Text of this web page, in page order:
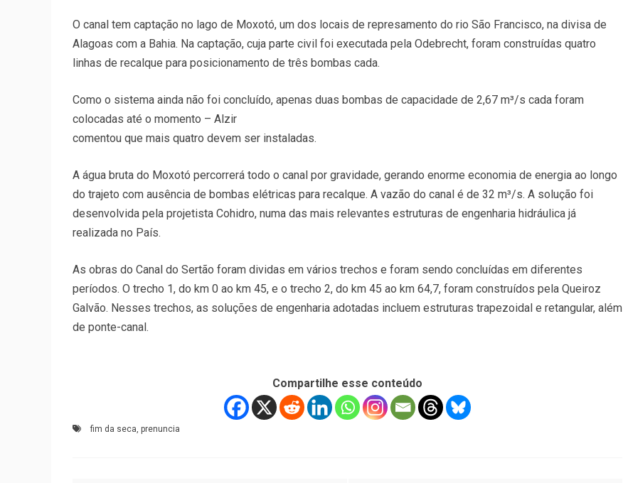
O canal tem captação no lago de Moxotó, um dos locais de represamento do rio São Francisco, na divisa de
Alagoas com a Bahia. Na captação, cuja parte civil foi executada pela Odebrecht, foram construídas quatro
linhas de recalque para posicionamento de três bombas cada.
Como o sistema ainda não foi concluído, apenas duas bombas de capacidade de 2,67 m³/s cada foram
colocadas até o momento – Alzir
comentou que mais quatro devem ser instaladas.
A água bruta do Moxotó percorrerá todo o canal por gravidade, gerando enorme economia de energia ao longo
do trajeto com ausência de bombas elétricas para recalque. A vazão do canal é de 32 m³/s. A solução foi
desenvolvida pela projetista Cohidro, numa das mais relevantes estruturas de engenharia hidráulica já
realizada no País.
As obras do Canal do Sertão foram dividas em vários trechos e foram sendo concluídas em diferentes
períodos. O trecho 1, do km 0 ao km 45, e o trecho 2, do km 45 ao km 64,7, foram construídos pela Queiroz
Galvão. Nesses trechos, as soluções de engenharia adotadas incluem estruturas trapezoidal e retangular, além
de ponte-canal.
Compartilhe esse conteúdo
fim da seca, prenuncia